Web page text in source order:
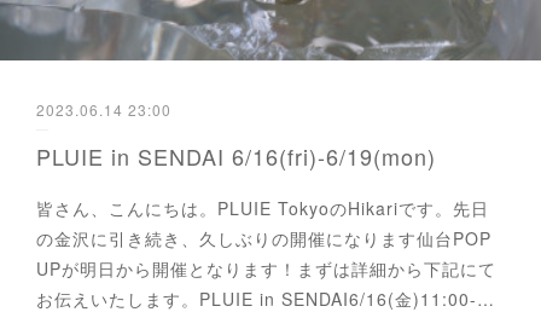
2023.06.14 23:00
PLUIE in SENDAI 6/16(fri)-6/19(mon)
皆さん、こんにちは。PLUIE TokyoのHikariです。先日
の金沢に引き続き、久しぶりの開催になります仙台POP
UPが明日から開催となります！まずは詳細から下記にて
お伝えいたします。PLUIE in SENDAI6/16(金)11:00-…